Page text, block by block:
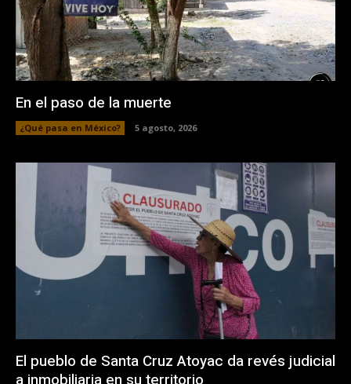
En el paso de la muerte
¿Qué pasa en México? 5 agosto, 2026
El pueblo de Santa Cruz Atoyac da revés judicial